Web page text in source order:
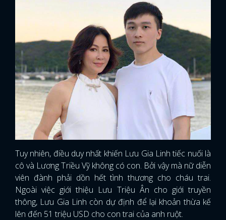
Tuy nhiên, điều duy nhất khiến Lưu Gia Linh tiếc nuối là
cô và Lương Triều Vỹ không có con. Bởi vậy mà nữ diễn
viên đành phải dồn hết tình thương cho cháu trai.
Ngoài việc giới thiệu Lưu Triệu Ân cho giới truyền
thông, Lưu Gia Linh còn dự định để lại khoản thừa kế
lên đến 51 triệu USD cho con trai của anh ruột.